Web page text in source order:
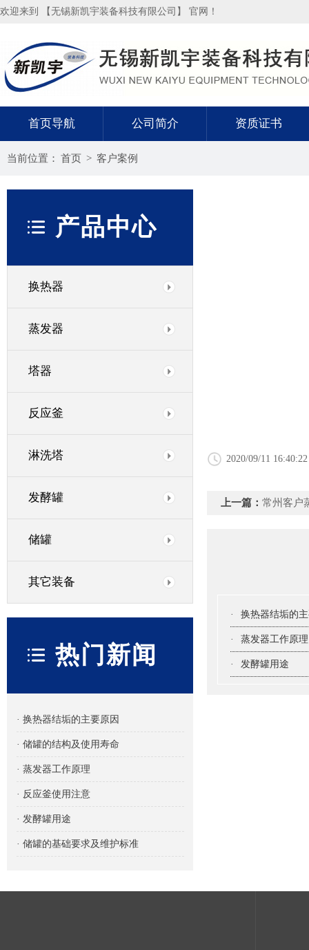
欢迎来到 【无锡新凯宇装备科技有限公司】 官网！
首页导航 公司简介 资质证书
当前位置： 首页 > 客户案例
产品中心
换热器
蒸发器
塔器
反应釜
淋洗塔
发酵罐
储罐
其它装备
热门新闻
· 换热器结垢的主要原因
· 储罐的结构及使用寿命
· 蒸发器工作原理
· 反应釜使用注意
· 发酵罐用途
· 储罐的基础要求及维护标准
2020/09/11 16:40:22
上一篇： 常州客户
· 换热器结垢的
· 蒸发器工作原理
· 发酵罐用途